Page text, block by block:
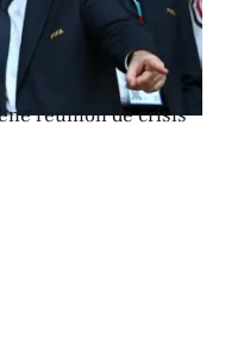
reunión de crisis